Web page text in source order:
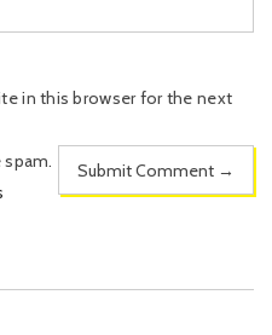
in this browser for the next